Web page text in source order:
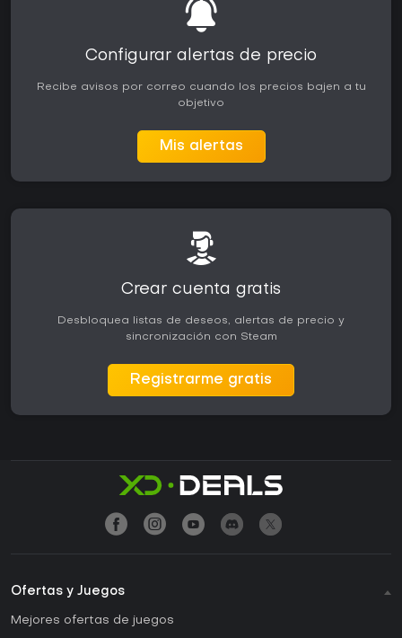
Configurar alertas de precio
Recibe avisos por correo cuando los precios bajen a tu
objetivo
Mis alertas
Crear cuenta gratis
Desbloquea listas de deseos, alertas de precio y
sincronización con Steam
Registrarme gratis
Ofertas y Juegos
Mejores ofertas de juegos